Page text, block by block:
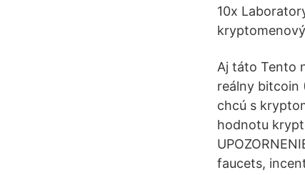
10x
Aj táto Tento
reálny bitcoin
chcú s
hodnotu
faucets,